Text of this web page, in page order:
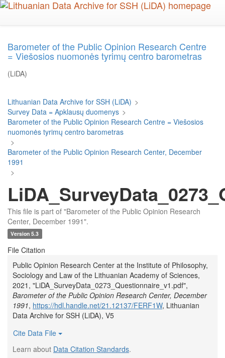
Skip
Barometer of the Public Opinion Research Centre
= Viešosios nuomonės tyrimų centro barometras
(LiDA)
Lithuanian Data Archive for SSH (LiDA) >
Survey Data = Apklausų duomenys >
Barometer of the Public Opinion Research Centre = Viešosios
nuomonės tyrimų centro barometras
>
Barometer of the Public Opinion Research Center, December
1991
>
This file is part of "Barometer of the Public Opinion Research
Center, December 1991".
Version 5.3
File Citation
Public Opinion Research Center at the Institute of Philosophy,
Sociology and Law of the Lithuanian Academy of Sciences,
2021, "LiDA_SurveyData_0273_Questionnaire_v1.pdf",
Barometer of the Public Opinion Research Center, December
1991, https://hdl.handle.net/21.12137/FERF1W, Lithuanian
Data Archive for SSH (LiDA), V5
Cite Data File
Learn about Data Citation Standards.